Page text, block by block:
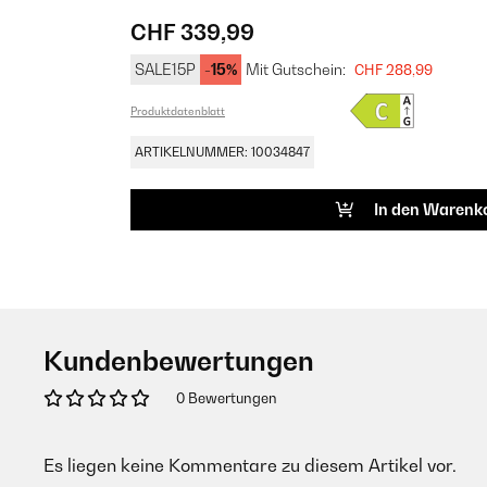
CHF 339,99
SALE15P -15% Mit Gutschein: CHF 288,99
Produktdatenblatt
ARTIKELNUMMER: 10034847
In den
Kundenbewertungen
0 Bewertungen
Es liegen keine Kommentare zu diesem Artikel vor.